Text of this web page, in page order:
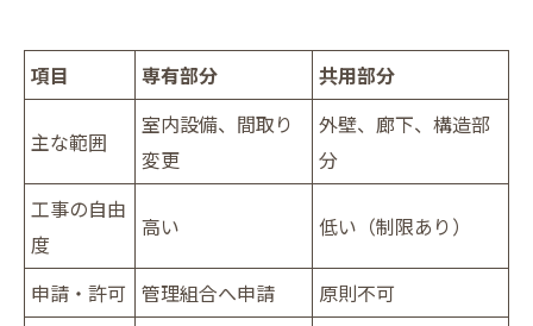
項目 専有部分 共用部分
主な範囲
室内設備、間取り
変更
外壁、廊下、構造部
分
工事の自由
度
高い 低い（制限あり）
申請・許可 管理組合へ申請 原則不可